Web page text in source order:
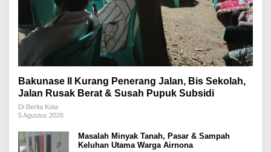
Bakunase II Kurang Penerang Jalan, Bis Sekolah,
Jalan Rusak Berat & Susah Pupuk Subsidi
Di Berita Kota
5 Agustus 2026
Masalah Minyak Tanah, Pasar & Sampah
Keluhan Utama Warga Airnona